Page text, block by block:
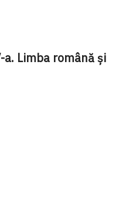
Limba română şi